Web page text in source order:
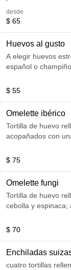
desde
$ 65
Huevos al gusto
A elegir huevos
español o
$ 55
Omelette ibérico
Tortilla de huevo
acopañados con
$ 75
Omelette fungi
Tortilla de huevo
cebolla y espinaca;
$ 70
Enchiladas
cuatro tortillas